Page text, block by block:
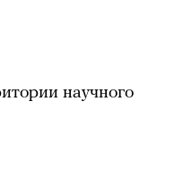
научного